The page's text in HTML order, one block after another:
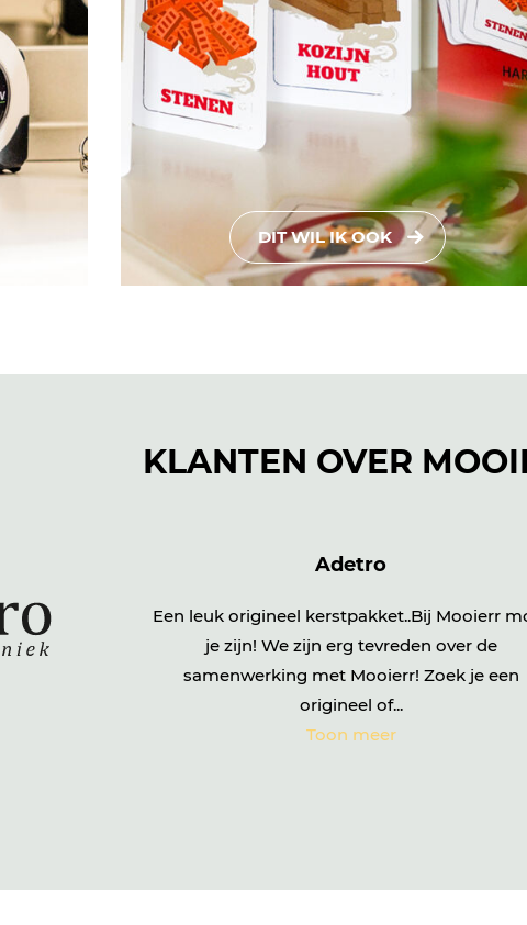
DIT WIL IK OOK
KLANTEN OVER
Adetro
Een leuk origineel kerstpakket..Bij Mooierr
je zijn! We zijn erg tevreden over de
samenwerking met Mooierr! Zoek je een
origineel of...
Toon meer